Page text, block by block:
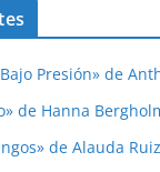
Presión» de
de Hanna
de Alauda